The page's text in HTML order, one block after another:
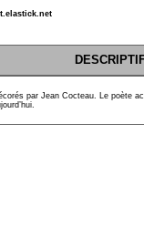
par Jean Cocteau. Le poète